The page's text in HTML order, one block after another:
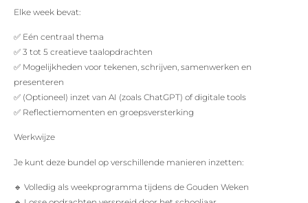
Elke week bevat:
✅ Eén centraal thema
✅ 3 tot 5 creatieve taalopdrachten
✅ Mogelijkheden voor tekenen, schrijven, samenwerken en
presenteren
✅ (Optioneel) inzet van AI (zoals ChatGPT) of digitale tools
✅ Reflectiemomenten en groepsversterking
Werkwijze
Je kunt deze bundel op verschillende manieren inzetten:
🔹 Volledig als weekprogramma tijdens de Gouden Weken